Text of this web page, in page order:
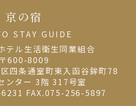
京の宿
STAY GUIDE
テル⽣活衛⽣同業組合
〒600-8009
四条通室町東入函谷鉾町78
ンター 3階 317号室
FAX.075-256-5897